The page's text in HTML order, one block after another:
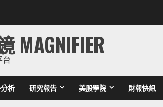
MAGNIFIER
台
析 研究報告 美股學院 財報快訊